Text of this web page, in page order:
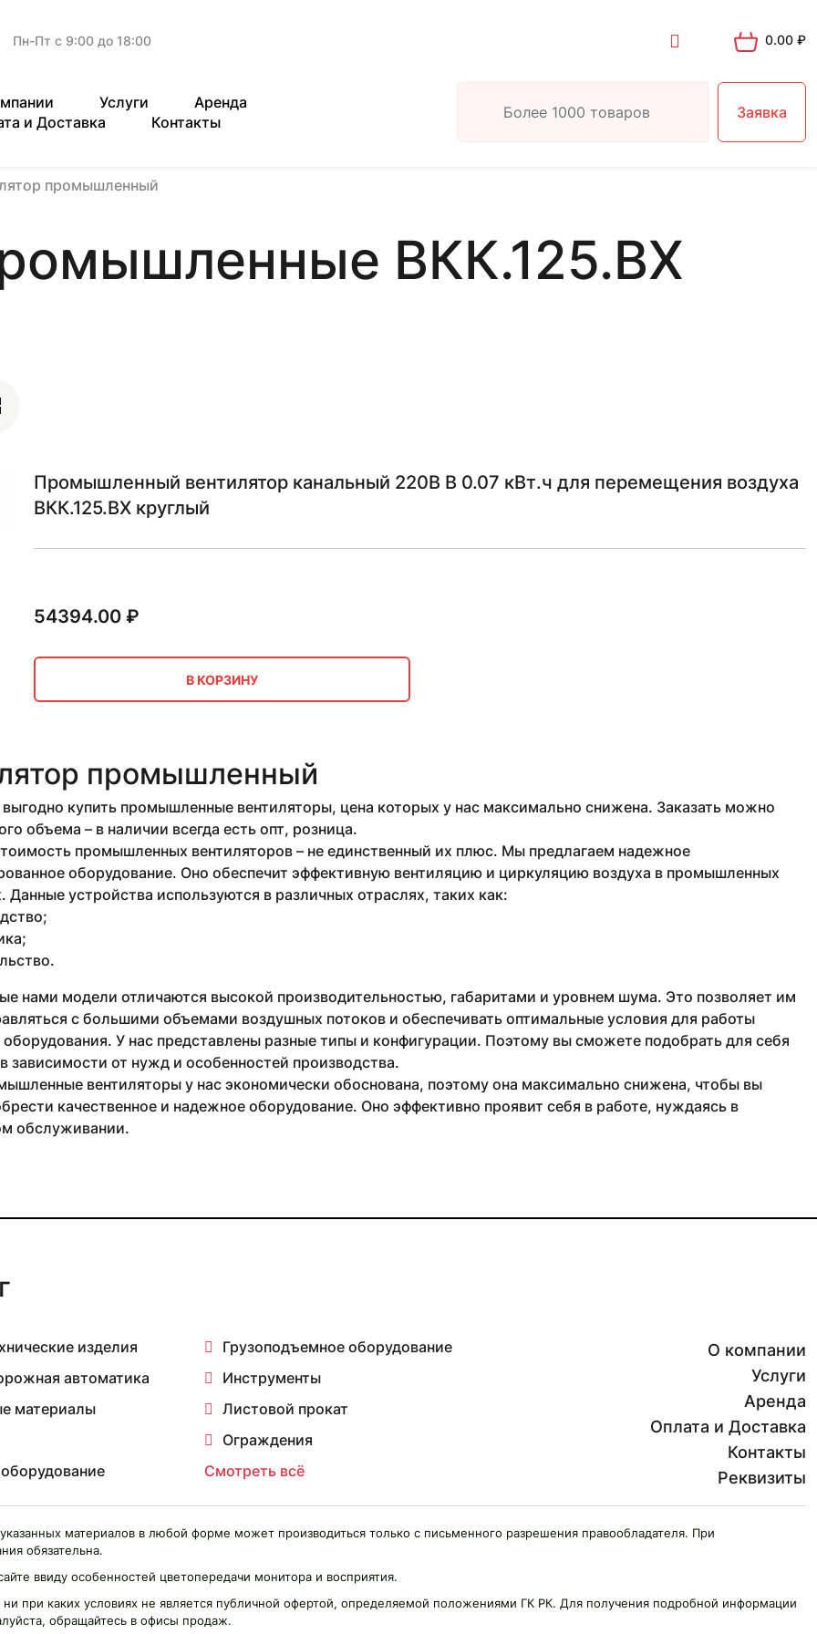
Пн-Пт с 9:00 до 18:00 0.00 ₽
Услуги
Аренда
и Доставка
Контакты
Заявка
промышленный
ВКК.125.ВХ
Промышленный вентилятор канальный 220В В 0.07 кВт.ч для перемещения воздуха
ВКК.125.ВХ круглый
54394.00₽
В КОРЗИНУ
промышленный
купить промышленные вентиляторы, цена которых у нас максимально снижена. Заказать можно
объема – в наличии всегда есть опт, розница.
промышленных вентиляторов – не единственный их плюс. Мы предлагаем надежное
оборудование. Оно обеспечит эффективную вентиляцию и циркуляцию воздуха в промышленных
Данные устройства используются в различных отраслях, таких как:
нами модели отличаются высокой производительностью, габаритами и уровнем шума. Это позволяет им
с большими объемами воздушных потоков и обеспечивать оптимальные условия для работы
оборудования. У нас представлены разные типы и конфигурации. Поэтому вы сможете подобрать для себя
зависимости от нужд и особенностей производства.
вентиляторы у нас экономически обоснована, поэтому она максимально снижена, чтобы вы
качественное и надежное оборудование. Оно эффективно проявит себя в работе, нуждаясь в
обслуживании.
изделия
Грузоподъемное оборудование
автоматика
Инструменты
материалы
Листовой прокат
Ограждения
Смотреть всё
О компании
Услуги
Аренда
Оплата и Доставка
Контакты
Реквизиты
материалов в любой форме может производиться только с письменного разрешения правообладателя. При
обязательна.
ввиду особенностей цветопередачи монитора и восприятия.
при каких условиях не является публичной офертой, определяемой положениями ГК РК. Для получения подробной информации
обращайтесь в офисы продаж.